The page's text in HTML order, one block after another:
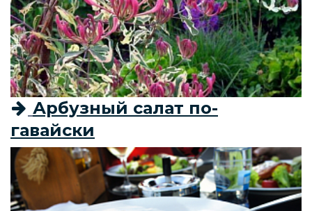
Арбузный салат по-
гавайски